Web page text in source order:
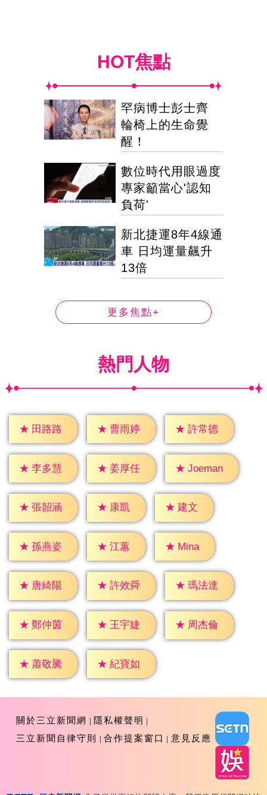
HOT焦點
罕病博士彭士齊
輪椅上的生命覺
醒！
數位時代用眼過度
專家籲當心'認知
負荷'
新北捷運8年4線通
車 日均運量飆升
13倍
更多焦點+
熱門人物
★ 田路路 ★ 曹雨婷 ★ 許常德
★ 李多慧 ★ 姜厚任 ★ Joeman
★ 張韶涵 ★ 康凱 ★ 建文
★ 孫燕姿 ★ 江蕙 ★ Mina
★ 唐綺陽 ★ 許效舜 ★ 瑪法達
★ 鄭仲茵 ★ 王宇婕 ★ 周杰倫
★ 蕭敬騰 ★ 紀寶如
關於三立新聞網
隱私權聲明
三立新聞自律守則
合作提案窗口 意見反應